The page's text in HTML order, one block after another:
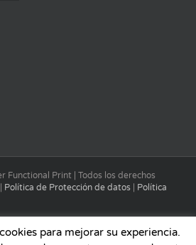
Functional Print | Todos los derechos
Política de Protección de datos
Política
para mejorar su experiencia.